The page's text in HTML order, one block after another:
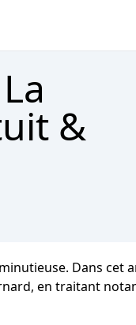
&
Dans cet
en traitant